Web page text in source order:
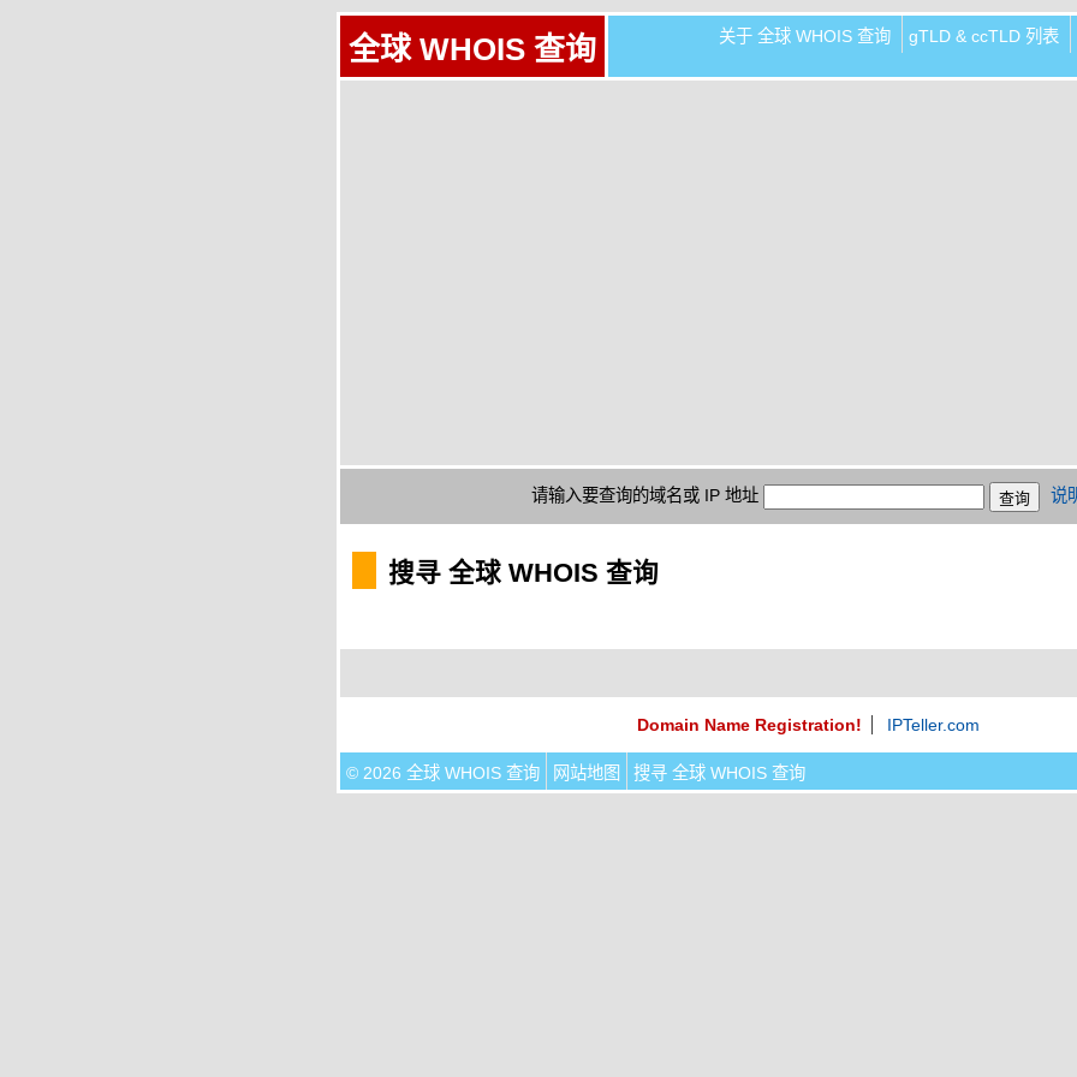
全球 WHOIS 查询 关于 全球 WHOIS 查询 gTLD & ccTLD 列表
请输入要查询的域名或 IP 地址 说
搜寻 全球 WHOIS 查询
Domain Name Registration! IPTeller.com
© 2026 全球 WHOIS 查询 网站地图 搜寻 全球 WHOIS 查询